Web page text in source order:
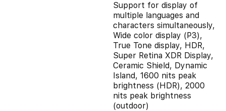
Support for display of
multiple languages and
characters simultaneously,
Wide color display (P3),
True Tone display, HDR,
Super Retina XDR Display,
Ceramic Shield, Dynamic
Island, 1600 nits peak
brightness (HDR), 2000
nits peak brightness
(outdoor)